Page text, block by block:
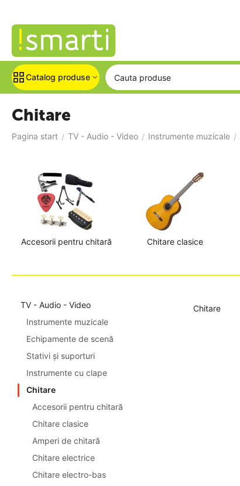
Catalog produse
Chitare
Pagina start / TV - Audio - Video / Instrumente muzicale /
Accesorii pentru chitară Chitare clasice
Chitare
TV - Audio - Video
Instrumente muzicale
Echipamente de scenă
Stativi și suporturi
Instrumente cu clape
Chitare
Accesorii pentru chitară
Chitare clasice
Amperi de chitară
Chitare electrice
Chitare electro-bas